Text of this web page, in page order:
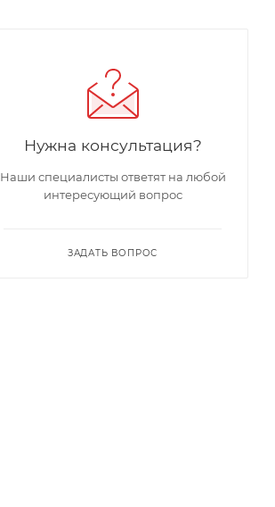
Нужна консультация?
Наши специалисты ответят на любой
интересующий вопрос
ЗАДАТЬ ВОПРОС